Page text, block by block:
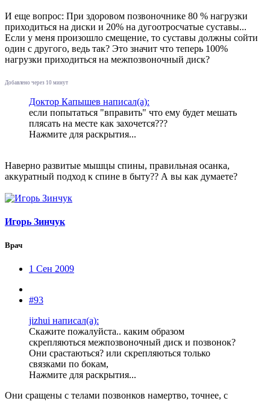
И еще вопрос: При здоровом позвоночнике 80 % нагрузки
приходиться на диски и 20% на дугоотросчатые суставы...
Если у меня произошло смещение, то суставы должны сойти
один с другого, ведь так? Это значит что теперь 100%
нагрузки приходиться на межпозвоночный диск?
Добавлено через 10 минут
Доктор Капышев написал(а):
если попытаться "вправить" что ему будет мешать
плясать на месте как захочется???
Нажмите для раскрытия...
Наверно развитые мышцы спины, правильная осанка,
аккуратный подход к спине в быту?? А вы как думаете?
Игорь Зинчук
Врач
1 Сен 2009
#93
jizhui написал(а):
Скажите пожалуйста.. каким образом
скрепляються межпозвоночный диск и позвонок?
Они срастаються? или скрепляються только
связками по бокам,
Нажмите для раскрытия...
Они сращены с телами позвонков намертво, точнее, с